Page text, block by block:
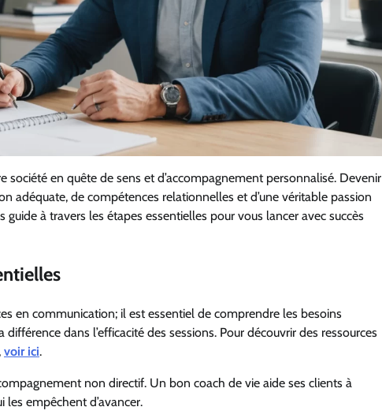
en quête de sens et d’accompagnement personnalisé. Devenir
adéquate, de compétences relationnelles et d’une véritable passion
à travers les étapes essentielles pour vous lancer avec succès
en communication; il est essentiel de comprendre les besoins
dans l’efficacité des sessions. Pour découvrir des ressources
voir ici.
non directif. Un bon coach de vie aide ses clients à
empêchent d’avancer.